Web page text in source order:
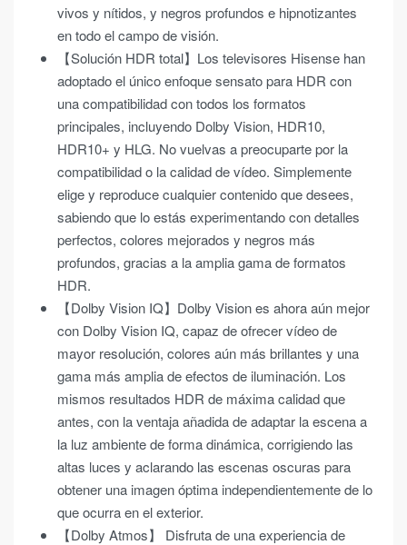
vivos y nítidos, y negros profundos e hipnotizantes
en todo el campo de visión.
【Solución HDR total】Los televisores Hisense han
adoptado el único enfoque sensato para HDR con
una compatibilidad con todos los formatos
principales, incluyendo Dolby Vision, HDR10,
HDR10+ y HLG. No vuelvas a preocuparte por la
compatibilidad o la calidad de vídeo. Simplemente
elige y reproduce cualquier contenido que desees,
sabiendo que lo estás experimentando con detalles
perfectos, colores mejorados y negros más
profundos, gracias a la amplia gama de formatos
HDR.
【Dolby Vision IQ】Dolby Vision es ahora aún mejor
con Dolby Vision IQ, capaz de ofrecer vídeo de
mayor resolución, colores aún más brillantes y una
gama más amplia de efectos de iluminación. Los
mismos resultados HDR de máxima calidad que
antes, con la ventaja añadida de adaptar la escena a
la luz ambiente de forma dinámica, corrigiendo las
altas luces y aclarando las escenas oscuras para
obtener una imagen óptima independientemente de lo
que ocurra en el exterior.
【Dolby Atmos】 Disfruta de una experiencia de